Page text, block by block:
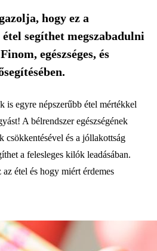
hogy ez a
segíthet megszabadulni
egészséges, és
is egyre népszerűbb étel mértékkel
A bélrendszer egészségének
csökkentésével és a jóllakottság
a felesleges kilók leadásában.
étel és hogy miért érdemes